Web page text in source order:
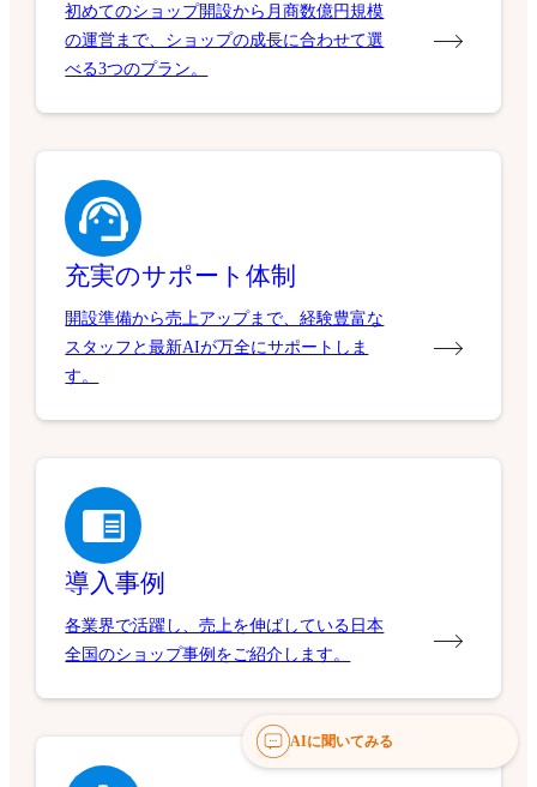
初めてのショップ開設から月商数億円規模
の運営まで、ショップの成長に合わせて選
べる3つのプラン。
充実のサポート体制
開設準備から売上アップまで、経験豊富な
スタッフと最新AIが万全にサポートしま
す。
導入事例
各業界で活躍し、売上を伸ばしている日本
全国のショップ事例をご紹介します。
AIに聞いてみる